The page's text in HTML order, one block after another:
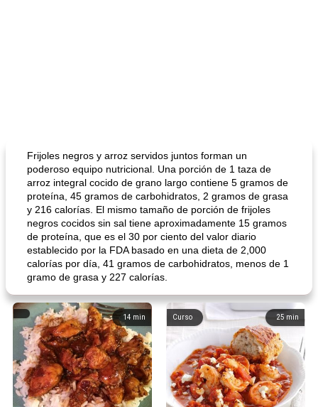
Frijoles negros y arroz servidos juntos forman un
poderoso equipo nutricional. Una porción de 1 taza de
arroz integral cocido de grano largo contiene 5 gramos de
proteína, 45 gramos de carbohidratos, 2 gramos de grasa
y 216 calorías. El mismo tamaño de porción de frijoles
negros cocidos sin sal tiene aproximadamente 15 gramos
de proteína, que es el 30 por ciento del valor diario
establecido por la FDA basado en una dieta de 2,000
calorías por día, 41 gramos de carbohidratos, menos de 1
gramo de grasa y 227 calorías.
14 min 25 min
Curso